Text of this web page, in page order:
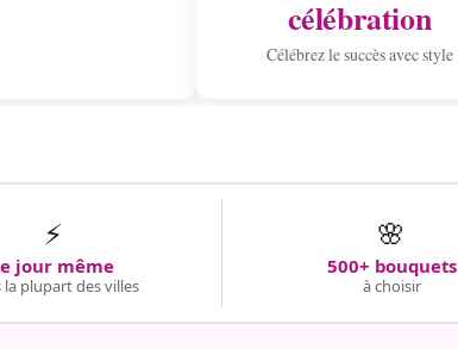
célébration
Célébrez le succès avec style
⚡
jour même
la plupart des villes
🌸
500+ bouquets
à choisir